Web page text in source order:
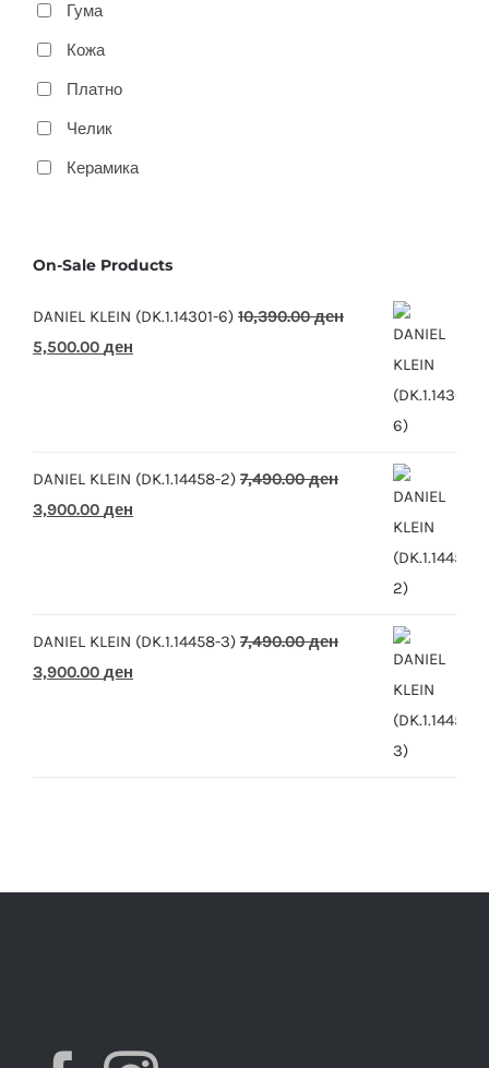
Гума
Кожа
Платно
Челик
Керамика
On-Sale Products
DANIEL KLEIN (DK.1.14301-6) 10,390.00ден
Original
5,500.00 ден
DANIEL KLEIN (DK.1.14458-2) 7,490.00ден
Original
3,900.00 ден
DANIEL KLEIN (DK.1.14458-3) 7,490.00ден
Original
3,900.00 ден